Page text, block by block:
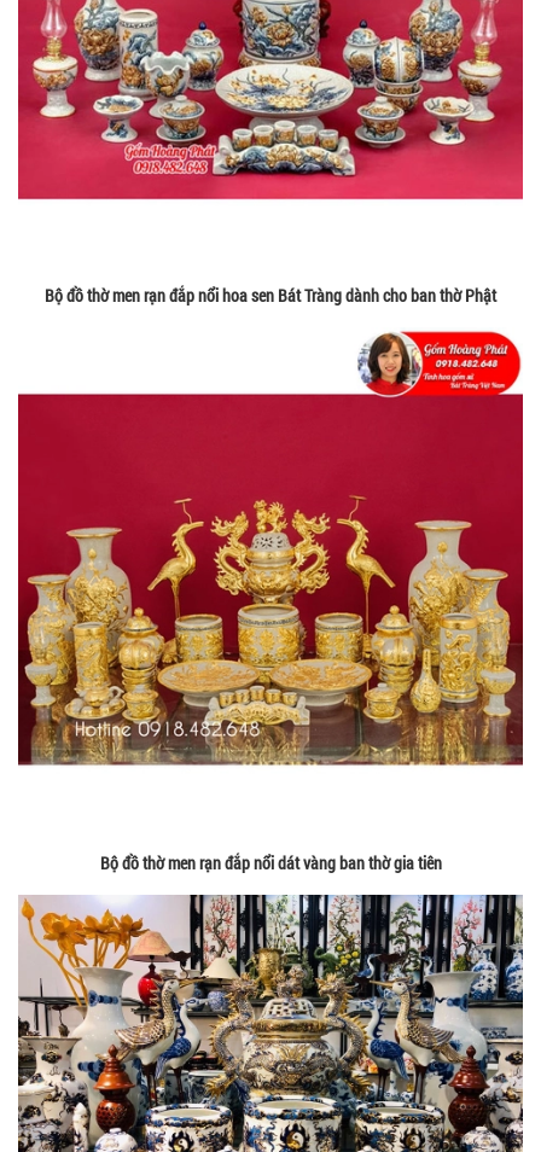
Bộ đồ thờ men rạn đắp nổi hoa sen Bát Tràng dành cho ban thờ Phật
Bộ đồ thờ men rạn đắp nổi dát vàng ban thờ gia tiên